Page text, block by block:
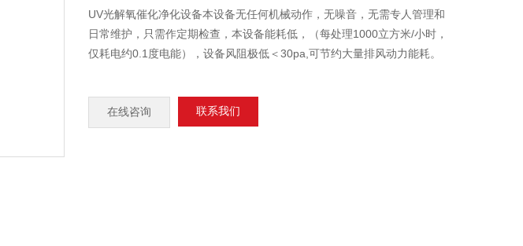
UV光解氧催化净化设备本设备无任何机械动作，无噪音，无需专人管理和
日常维护，只需作定期检查，本设备能耗低，（每处理1000立方米/小时，
仅耗电约0.1度电能），设备风阻极低＜30pa,可节约大量排风动力能耗。
在线咨询 联系我们